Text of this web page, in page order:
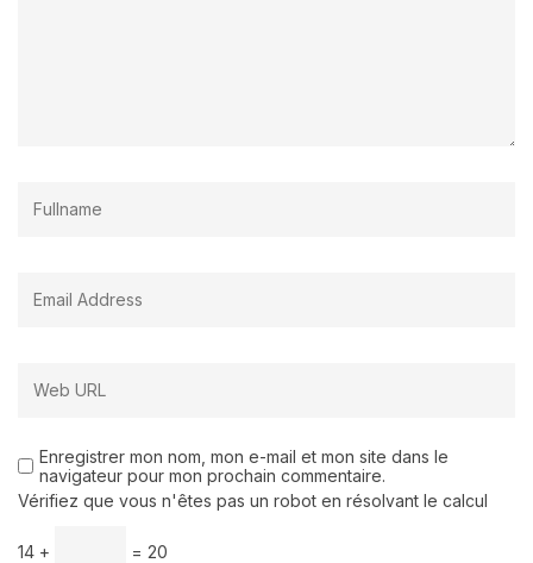
Enregistrer mon nom, mon e-mail et mon site dans le
navigateur pour mon prochain commentaire.
Vérifiez que vous n'êtes pas un robot en résolvant le calcul
14 + = 20